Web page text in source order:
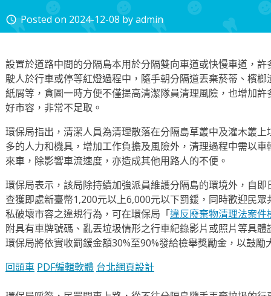
access_time Posted on 2024-12-08 byadmin
設置於道路中間的分隔島本用於分隔雙向車道或快慢車道，
駛人於行車或停等紅燈過程中，隨手朝分隔道丟棄菸蒂、檳
紙屑等，貪圖一時方便不僅提高清潔隊員清理風險，也增加
好市容，非常不足取。
環保局指出，清潔人員為清理散落在分隔島草叢中及灌木叢
多的人力和機具，增加工作負擔及風險外，清理過程中需以
來車，除影響車流速度，亦造成其他用路人的不便。
環保局表示，該局除持續加強派員維護分隔島的環境外，自
查獲即處新臺幣1,200元以上6,000元以下罰鍰，同時歡迎民
私破壞市容之違規行為，可在環保局「違反廢棄物清理法案件
附具有車牌號碼、亂丟垃圾情形之行車紀錄影片或照片等具
環保局將依實收罰鍰金額30%至90%發給檢舉獎勵金，以鼓勵
回頭車 PDF編輯軟體 台北網頁設計